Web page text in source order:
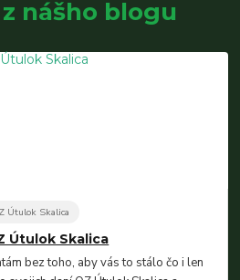
nášho blogu
Útulok Skalica
Útulok Skalica
bez toho, aby vás to stálo čo i len